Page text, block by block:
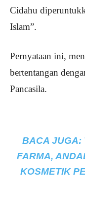
Cidahu
Islam”.
Pernyataan ini,
bertentangan
Pancasila.
BACA JUGA:
FARMA,
KOSMETIK